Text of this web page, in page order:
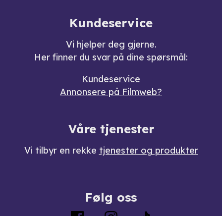
Kundeservice
Vi hjelper deg gjerne.
Her finner du svar på dine spørsmål:
Kundeservice
Annonsere på Filmweb?
Våre tjenester
Vi tilbyr en rekke tjenester og produkter
Følg oss